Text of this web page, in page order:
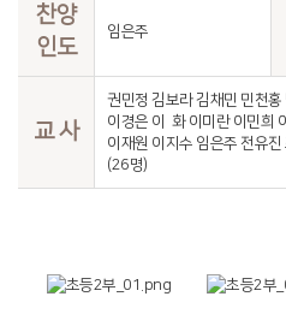
찬양
인도
임은주
교 사
권민정 김보라 김채민 민천
이경은 이 화 이미란 이민희
이재원 이지수 임은주 전유
(26명)